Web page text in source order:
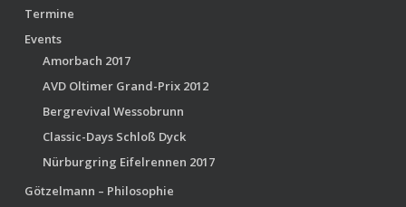
Termine
Events
Amorbach 2017
AVD Oltimer Grand-Prix 2012
Bergrevival Wessobrunn
Classic-Days Schloß Dyck
Nürburgring Eifelrennen 2017
Götzelmann – Philosophie